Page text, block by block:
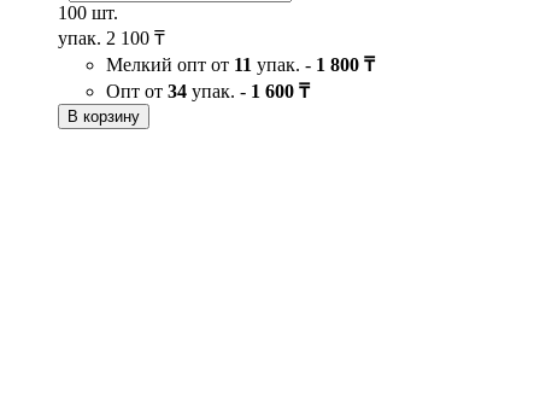
100 шт.
упак. 2 100 ₸
Мелкий опт от 11 упак. - 1 800 ₸
Опт от 34 упак. - 1 600 ₸
В корзину